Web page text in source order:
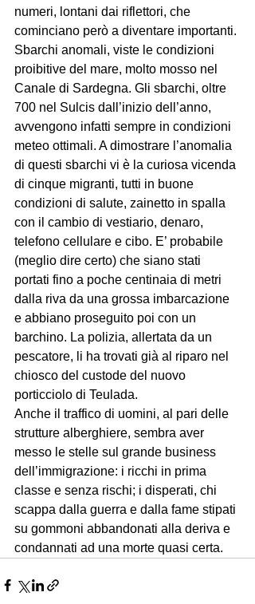
numeri, lontani dai riflettori, che
cominciano però a diventare importanti.
Sbarchi anomali, viste le condizioni
proibitive del mare, molto mosso nel
Canale di Sardegna. Gli sbarchi, oltre
700 nel Sulcis dall’inizio dell’anno,
avvengono infatti sempre in condizioni
meteo ottimali. A dimostrare l’anomalia
di questi sbarchi vi è la curiosa vicenda
di cinque migranti, tutti in buone
condizioni di salute, zainetto in spalla
con il cambio di vestiario, denaro,
telefono cellulare e cibo. E’ probabile
(meglio dire certo) che siano stati
portati fino a poche centinaia di metri
dalla riva da una grossa imbarcazione
e abbiano proseguito poi con un
barchino. La polizia, allertata da un
pescatore, li ha trovati già al riparo nel
chiosco del custode del nuovo
porticciolo di Teulada.
Anche il traffico di uomini, al pari delle
strutture alberghiere, sembra aver
messo le stelle sul grande business
dell’immigrazione: i ricchi in prima
classe e senza rischi; i disperati, chi
scappa dalla guerra e dalla fame stipati
su gommoni abbandonati alla deriva e
condannati ad una morte quasi certa.